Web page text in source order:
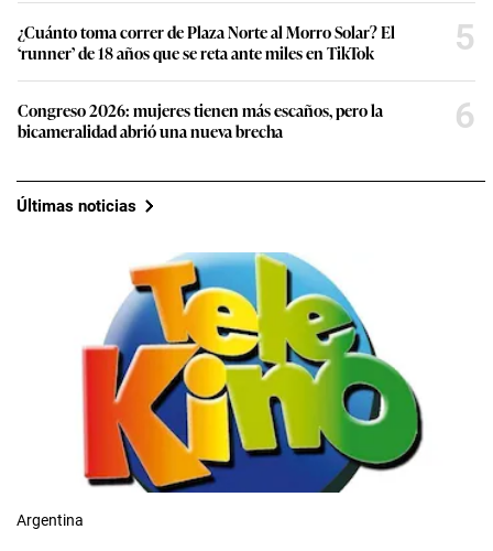
¿Cuánto toma correr de Plaza Norte al Morro Solar? El
‘runner’ de 18 años que se reta ante miles en TikTok
5
Congreso 2026: mujeres tienen más escaños, pero la
bicameralidad abrió una nueva brecha
6
Últimas noticias
Argentina